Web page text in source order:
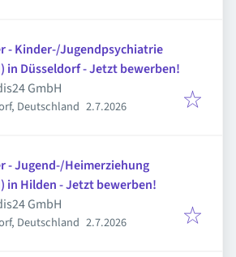
- Kinder-/Jugendpsychiatrie
in Düsseldorf - Jetzt bewerben!
GmbH
Deutschland Veröffentlicht
2.7.2026
- Jugend-/Heimerziehung
in Hilden - Jetzt bewerben!
GmbH
Deutschland Veröffentlicht
2.7.2026